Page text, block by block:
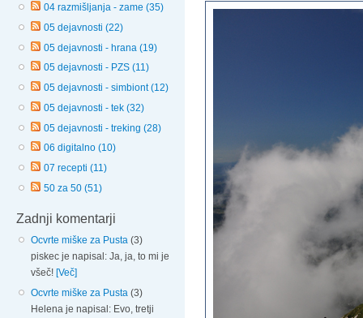
04 razmišljanja - zame (35)
05 dejavnosti (22)
05 dejavnosti - hrana (19)
05 dejavnosti - PZS (11)
05 dejavnosti - simbiont (12)
05 dejavnosti - tek (32)
05 dejavnosti - treking (28)
06 digitalno (10)
07 recepti (11)
50 za 50 (51)
Zadnji komentarji
Ocvrte miške za Pusta (3)
piskec je napisal: Ja, ja, to mi je
všeč! [Več]
Ocvrte miške za Pusta (3)
Helena je napisal: Evo, tretji